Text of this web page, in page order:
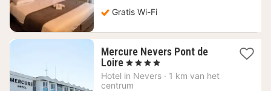
Gratis Wi-Fi
Mercure Nevers Pont de
Loire 1
nacht
vanaf
, 4 Sterren
Hotel in Nevers · 1 km van het
centrum